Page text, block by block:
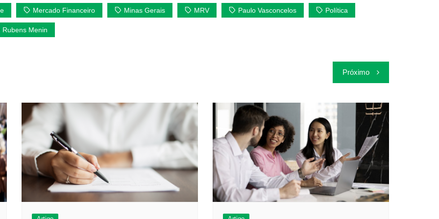
Mercado Financeiro Minas Gerais MRV Paulo Vasconcelos Política
Rubens Menin
Próximo